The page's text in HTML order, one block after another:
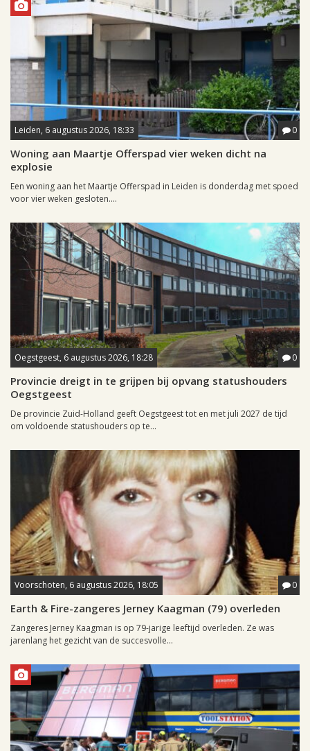
Leiden, 6 augustus 2026, 18:33 0
Woning aan Maartje Offerspad vier weken dicht na
explosie
Een woning aan het Maartje Offerspad in Leiden is donderdag met spoed
voor vier weken gesloten....
Oegstgeest, 6 augustus 2026, 18:28 0
Provincie dreigt in te grijpen bij opvang statushouders
Oegstgeest
De provincie Zuid-Holland geeft Oegstgeest tot en met juli 2027 de tijd
om voldoende statushouders op te...
Voorschoten, 6 augustus 2026, 18:05 0
Earth & Fire-zangeres Jerney Kaagman (79) overleden
Zangeres Jerney Kaagman is op 79-jarige leeftijd overleden. Ze was
jarenlang het gezicht van de succesvolle...